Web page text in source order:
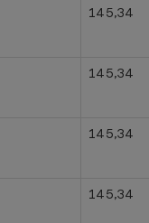
145,34
145,34
145,34
145,34